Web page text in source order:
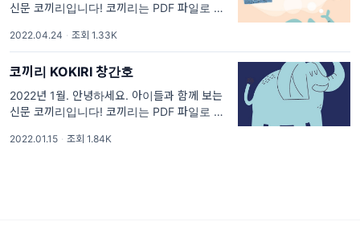
신문 코끼리입니다! 코끼리는 PDF 파일로 만들
끼리 봄 호 전체를 다운받아 보실 수 있습니다.
위의 신
2022.04.24 · 조회 1.33K
코끼리 KOKIRI 창간호
2022년 1월. 안녕하세요. 아이들과 함께 보는
신문 코끼리입니다! 코끼리는 PDF 파일로 만들
끼리 창간호 전체를 다운받아 보실 수 있습니
2022.01.15 · 조회 1.84K